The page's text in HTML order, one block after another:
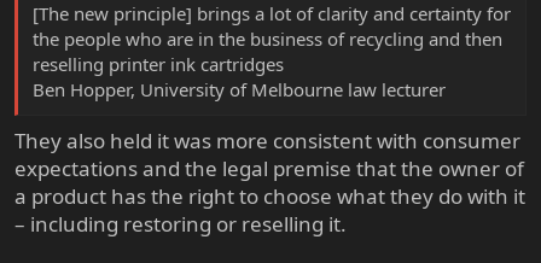
[The new principle] brings a lot of clarity and certainty for
the people who are in the business of recycling and then
reselling printer ink cartridges
Ben Hopper, University of Melbourne law lecturer
They also held it was more consistent with consumer
expectations and the legal premise that the owner of
a product has the right to choose what they do with it
– including restoring or reselling it.